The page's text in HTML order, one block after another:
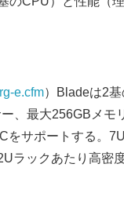
e.cfm）Bladeは2
、最大256GBメモ
をサポートする。
ラックあたり高密